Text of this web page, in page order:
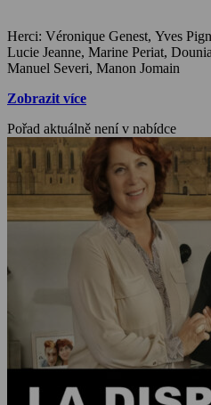
Herci: Véronique Genest, Yves Pignot, Solène Hebert, Jeff Bigot,
Lucie Jeanne, Marine Periat, Dounia Coesens, Renaud Leymans,
Manuel Severi, Manon Jomain
Zobrazit více
Pořad aktuálně není v nabídce